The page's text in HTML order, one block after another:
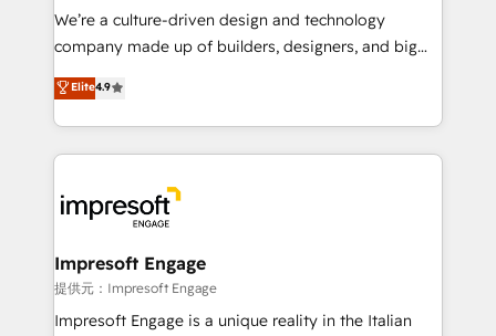
Portuguese, and English to design scalable strategies
that drive measurable growth. 🌎 Highlights: • 10+
Platform Migration Excellence. • Top 3 Partner of the
Year LATAM 2022, 2023, 2024, 2025. • Partner of the
business with HubSpot? Let Cebra’s experts help
you grow faster, smarter, and with impact.
We’re a culture-driven design and technology
company made up of builders, designers, and big
thinkers. We blend strategy, design, and
development—always fueled by curiosity—to turn
ideas, opportunities, and challenges into meaningful
experiences. To us, technology is more than just
and—most importantly—simple. That’s why we lean
into bold ideas and shape them into thoughtful
products and strategies that actually make a
difference.
Elite4.9
Impresoft Engage
提供元：Impresoft Engage
Impresoft Engage is a unique reality in the Italian